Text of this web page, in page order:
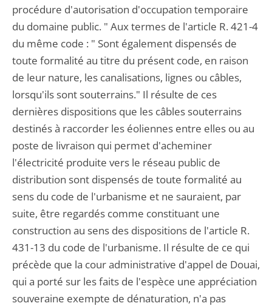
procédure d'autorisation d'occupation temporaire
du domaine public. " Aux termes de l'article R. 421-4
du même code : " Sont également dispensés de
toute formalité au titre du présent code, en raison
de leur nature, les canalisations, lignes ou câbles,
lorsqu'ils sont souterrains." Il résulte de ces
dernières dispositions que les câbles souterrains
destinés à raccorder les éoliennes entre elles ou au
poste de livraison qui permet d'acheminer
l'électricité produite vers le réseau public de
distribution sont dispensés de toute formalité au
sens du code de l'urbanisme et ne sauraient, par
suite, être regardés comme constituant une
construction au sens des dispositions de l'article R.
431-13 du code de l'urbanisme. Il résulte de ce qui
précède que la cour administrative d'appel de Douai,
qui a porté sur les faits de l'espèce une appréciation
souveraine exempte de dénaturation, n'a pas